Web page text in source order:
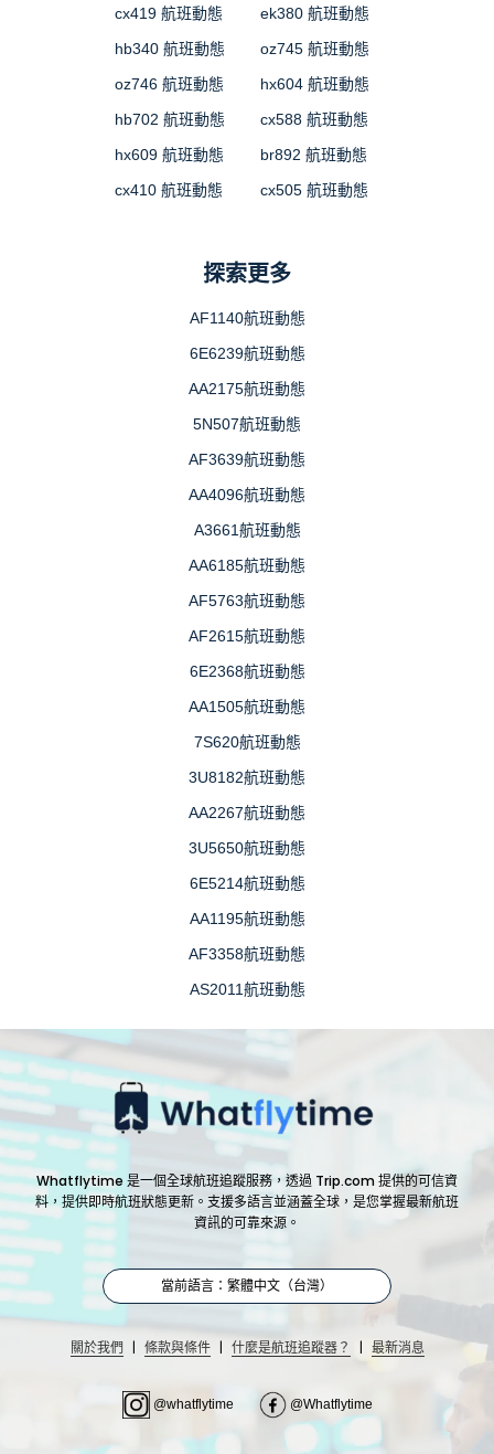
cx419 航班動態
ek380 航班動態
hb340 航班動態
oz745 航班動態
oz746 航班動態
hx604 航班動態
hb702 航班動態
cx588 航班動態
hx609 航班動態
br892 航班動態
cx410 航班動態
cx505 航班動態
探索更多
AF1140航班動態
6E6239航班動態
AA2175航班動態
5N507航班動態
AF3639航班動態
AA4096航班動態
A3661航班動態
AA6185航班動態
AF5763航班動態
AF2615航班動態
6E2368航班動態
AA1505航班動態
7S620航班動態
3U8182航班動態
AA2267航班動態
3U5650航班動態
6E5214航班動態
AA1195航班動態
AF3358航班動態
AS2011航班動態
Whatflytime 是一個全球航班追蹤服務，透過 Trip.com 提供的可信資
料，提供即時航班狀態更新。支援多語言並涵蓋全球，是您掌握最新航班
資訊的可靠來源。
當前語言：繁體中文（台灣）
關於我們 | 條款與條件 | 什麼是航班追蹤器？ | 最新消息
@whatflytime @Whatflytime